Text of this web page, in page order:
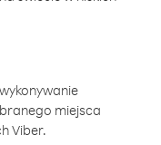
miejsca
Viber.